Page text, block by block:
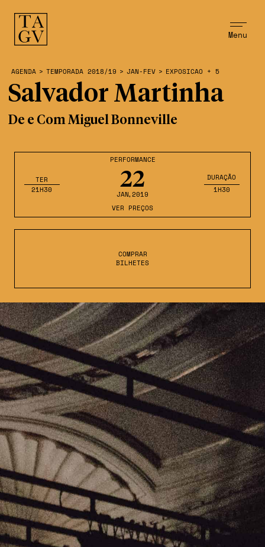
Menu
PERFORMANCE
22
JAN,2019
TER
21H30
DURAÇÃO
1H30
VER PREÇOS
COMPRAR
BILHETES
AGENDA > TEMPORADA 2018/19 > JAN-FEV > EXPOSICAO + 5
Salvador Martinha
De e Com Miguel Bonneville